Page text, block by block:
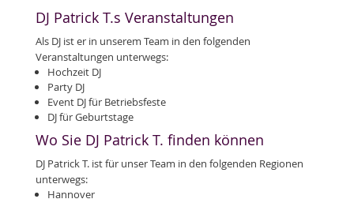
DJ Patrick T.s Veranstaltungen
Als DJ ist er in unserem Team in den folgenden
Veranstaltungen unterwegs:
Hochzeit DJ
Party DJ
Event DJ für Betriebsfeste
DJ für Geburtstage
Wo Sie DJ Patrick T. finden können
DJ Patrick T. ist für unser Team in den folgenden Regionen
unterwegs:
Hannover